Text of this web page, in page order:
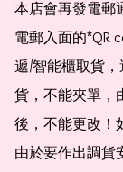
本店會再發電郵
電郵入面的*QR
遞/智能櫃取貨
貨，不能夾單，
後，不能更改！
由於要作出調貨